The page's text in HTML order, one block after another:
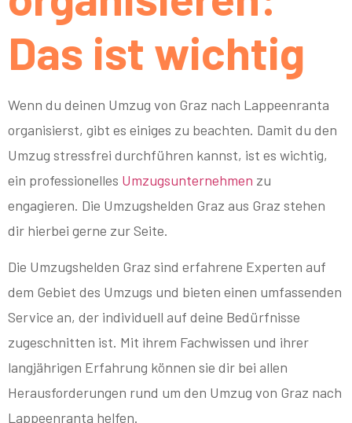
Das ist wichtig
Wenn du deinen Umzug von Graz nach Lappeenranta
organisierst, gibt es einiges zu beachten. Damit du den
Umzug stressfrei durchführen kannst, ist es wichtig,
ein professionelles Umzugsunternehmen zu
engagieren. Die Umzugshelden Graz aus Graz stehen
dir hierbei gerne zur Seite.
Die Umzugshelden Graz sind erfahrene Experten auf
dem Gebiet des Umzugs und bieten einen umfassenden
Service an, der individuell auf deine Bedürfnisse
zugeschnitten ist. Mit ihrem Fachwissen und ihrer
langjährigen Erfahrung können sie dir bei allen
Herausforderungen rund um den Umzug von Graz nach
Lappeenranta helfen.